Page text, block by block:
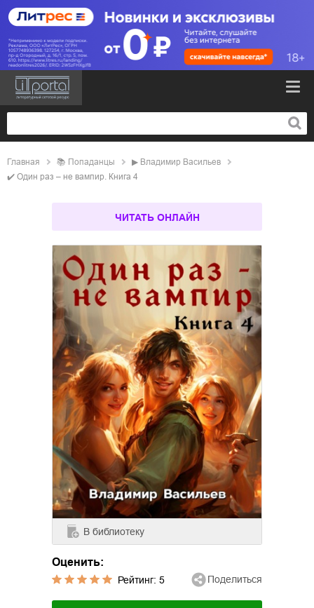
Главная 📚 попаданцы ▶ Владимир Васильев
✔️ Один раз – не вампир. Книга 4
ЧИТАТЬ ОНЛАЙН
В библиотеку
Оценить:
Рейтинг: 5 Поделиться